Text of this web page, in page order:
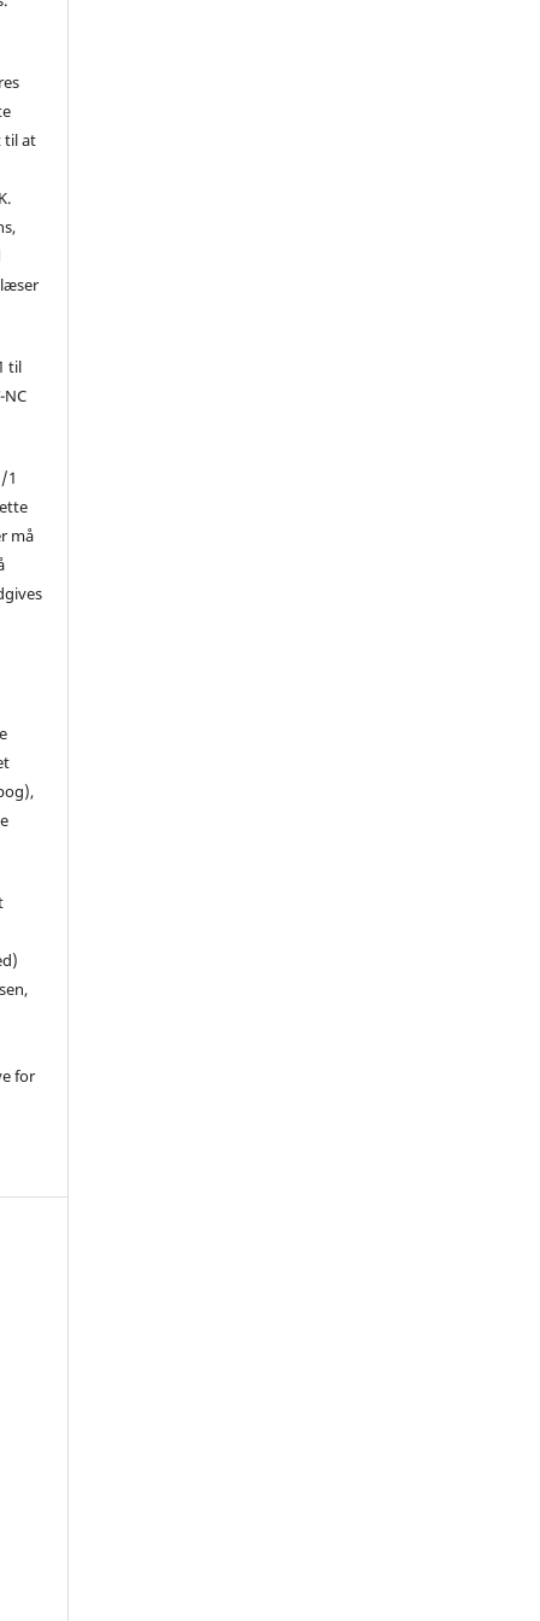
til at
til
NC
1
må
for